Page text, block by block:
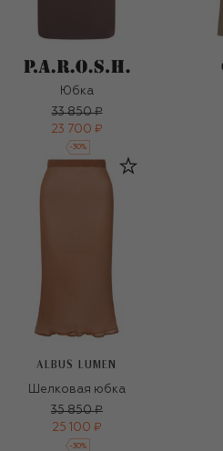
Юбка
33 850 ₽
23 700 ₽
-30%
ALBUS LUMEN
Шелковая юбка
35 850 ₽
25 100 ₽
-30%